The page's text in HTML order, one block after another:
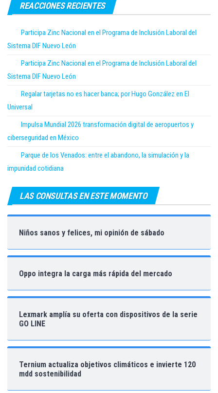
REACCIONES RECIENTES
Participa Zinc Nacional en el Programa de Inclusión Laboral del
Sistema DIF Nuevo León
Participa Zinc Nacional en el Programa de Inclusión Laboral del
Sistema DIF Nuevo León
Regalar tarjetas no es hacer banca; por Hugo González en El
Universal
Impulsa Mundial 2026 transformación digital de aeropuertos y
ciberseguridad en México
Parque de los Venados: entre el abandono, la simulación y la
impunidad cotidiana
LAS CONSULTAS EN ESTE MOMENTO
Niños sanos y felices, mi opinión de sábado
Oppo integra la carga más rápida del mercado
Lexmark amplía su oferta con dispositivos de la serie
GO LINE
Ternium actualiza objetivos climáticos e invierte 120
mdd sostenibilidad